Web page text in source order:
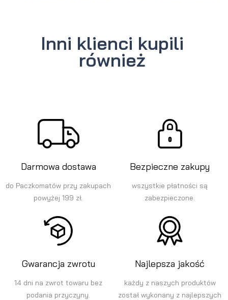
Inni klienci kupili
również
Darmowa dostawa
do Paczkomatów przy zakupach
powyżej 199 zł.
Bezpieczne zakupy
wszystkie płatności są
zabezpieczone.
Gwarancja zwrotu
14 dni na zwrot towaru bez
podania przyczyny.
Najlepsza jakość
każdy z naszych produktów
został wykonany z najlepszych